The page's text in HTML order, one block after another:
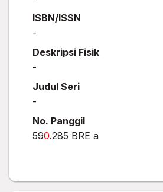
ISBN/ISSN
-
Deskripsi Fisik
-
Judul Seri
-
No. Panggil
590.285 BRE a